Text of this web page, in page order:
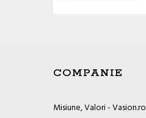
COMPANIE
Misiune, Valori - Vasion.ro